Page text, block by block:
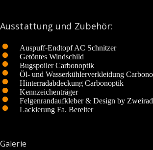
Ausstattung und Zubehör:
Auspuff-Endtopf AC Schnitzer
Getöntes Windschild
Bugspoiler Carbonoptik
Öl- und Wasserkühlerverkleidung
Hinterradabdeckung Carbonoptik
Kennzeichenträger
Felgenrandaufkleber & Design by
Lackierung Fa. Bereiter
Galerie